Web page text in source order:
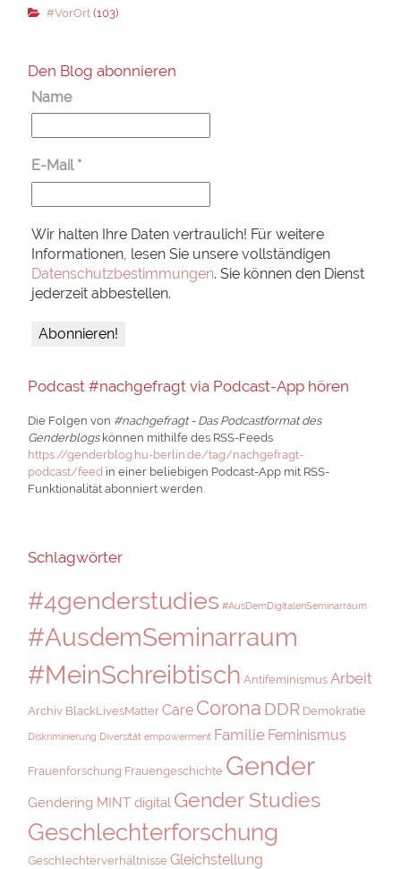
#VorOrt(103)
Den Blog abonnieren
Name
E-Mail *
Wir halten Ihre Daten vertraulich! Für weitere
Informationen, lesen Sie unsere vollständigen
Datenschutzbestimmungen. Sie können den Dienst
jederzeit abbestellen.
Podcast #nachgefragt via Podcast-App hören
Die Folgen von #nachgefragt - Das Podcastformat des
Genderblogskönnen mithilfe des RSS-Feeds
https://genderblog.hu-berlin.de/tag/nachgefragt-
podcast/feed in einer beliebigen Podcast-App mit RSS-
Funktionalität abonniert werden.
Schlagwörter
#4genderstudies #AusDemDigitalenSeminarraum
#AusdemSeminarraum
#MeinSchreibtisch Antifeminismus Arbeit
Archiv BlackLivesMatter Care Corona DDR Demokratie
Diskriminierung Diversität empowerment Familie Feminismus
Frauenforschung Frauengeschichte Gender
Gendering MINT digital Gender Studies
Geschlechterforschung
Geschlechterverhältnisse Gleichstellung